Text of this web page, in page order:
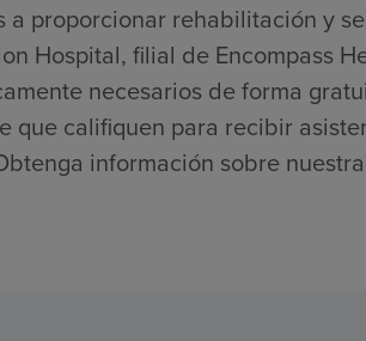
a proporcionar rehabilitación y
Hospital, filial de Encompass
necesarios de forma
que califiquen para recibir
información sobre